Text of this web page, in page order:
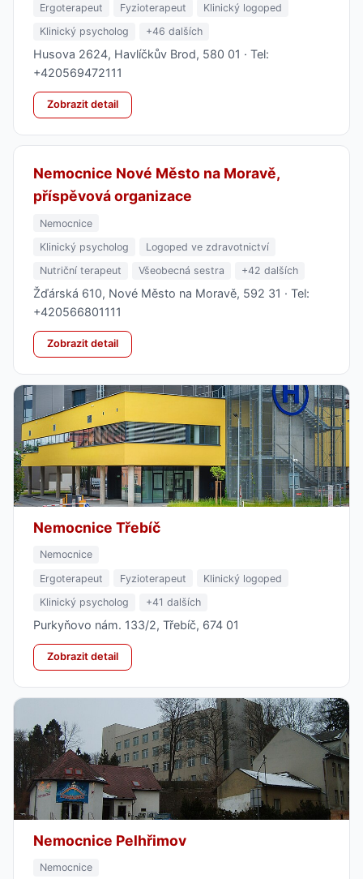
Ergoterapeut
Fyzioterapeut
Klinický logoped
Klinický psycholog
+46 dalších
Husova 2624, Havlíčkův Brod, 580 01 · Tel:
+420569472111
Zobrazit detail
Nemocnice Nové Město na Moravě,
příspěvová organizace
Nemocnice
Klinický psycholog
Logoped ve zdravotnictví
Nutriční terapeut
Všeobecná sestra +42 dalších
Žďárská 610, Nové Město na Moravě, 592 31 · Tel:
+420566801111
Zobrazit detail
Nemocnice Třebíč
Nemocnice
Ergoterapeut
Fyzioterapeut
Klinický logoped
Klinický psycholog
+41 dalších
Purkyňovo nám. 133/2, Třebíč, 674 01
Zobrazit detail
Nemocnice Pelhřimov
Nemocnice